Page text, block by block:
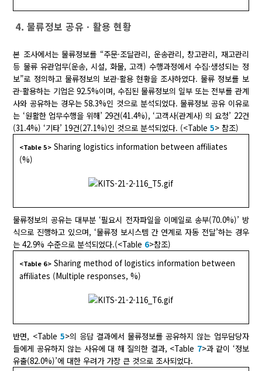
4. 물류정보 공유ㆍ활용 현황
본 조사에서는 물류정보를 “주문·조달관리, 운송관리, 창고관리, 재고관리
등 물류 유관업무(운송, 시설, 화물, 고객) 수행과정에서 수집·생성되는 정
보”로 정의하고 물류정보의 보관·활용 현황을 조사하였다. 물류 정보를 보
관·활용하는 기업은 92.5%이며, 수집된 물류정보의 일부 또는 전부를 관계
사와 공유하는 경우는 58.3%인 것으로 분석되었다. 물류정보 공유 이유로
는 ‘원활한 업무수행을 위해’ 29건(41.4%), ‘고객사(관계사) 의 요청’ 22건
(31.4%) ‘기타’ 19건(27.1%)인 것으로 분석되었다. (<Table5> 참조)
<Table 5> Sharing logistics information between affiliates
(%)
물류정보의 공유는 대부분 ‘필요시 전자파일을 이메일로 송부(70.0%)’ 방
식으로 진행하고 있으며, ‘물류정 보시스템 간 연계로 자동 전달’하는 경우
는 42.9% 수준으로 분석되었다.(<Table 6>참조)
<Table 6> Sharing method of logistics information between
affiliates (Multiple responses, %)
반면, <Table 5>의 응답 결과에서 물류정보를 공유하지 않는 업무담당자
들에게 공유하지 않는 사유에 대 해 질의한 결과, <Table 7>과 같이 ‘정보
유출(82.0%)’에 대한 우려가 가장 큰 것으로 조사되었다.